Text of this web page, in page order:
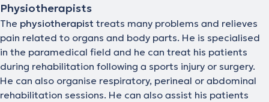
Physiotherapists
The physiotherapist treats many problems and relieves
pain related to organs and body parts. He is specialised
in the paramedical field and he can treat his patients
during rehabilitation following a sports injury or surgery.
He can also organise respiratory, perineal or abdominal
rehabilitation sessions. He can also assist his patients